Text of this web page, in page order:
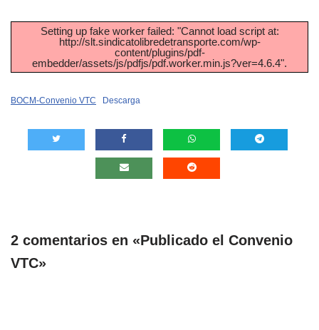
Setting up fake worker failed: "Cannot load script at:
http://slt.sindicatolibredetransporte.com/wp-
content/plugins/pdf-
embedder/assets/js/pdfjs/pdf.worker.min.js?ver=4.6.4".
BOCM-Convenio VTC Descarga
2 comentarios en «Publicado el Convenio
VTC»